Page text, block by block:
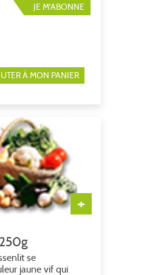
JE M'ABONNE
À MON PANIER
+
se
jaune vif qui